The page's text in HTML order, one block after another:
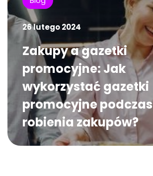
26 lutego 2024
Zakupy a gazetki
promocyjne: Jak
wykorzystać gazetki
promocyjne podczas
robienia zakupów?